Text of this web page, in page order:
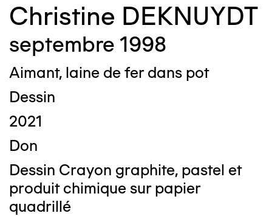
Christine DEKNUYDT
septembre 1998
Aimant, laine de fer dans pot
Dessin
2021
Don
Dessin Crayon graphite, pastel et
produit chimique sur papier
quadrillé